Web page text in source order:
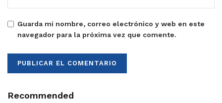
Guarda mi nombre, correo electrónico y web en este
navegador para la próxima vez que comente.
Recommended